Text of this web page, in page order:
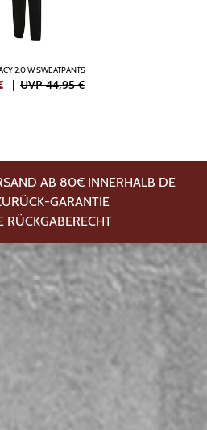
2.0 W SWEATPANTS
| UVP 44,95 €
AB 80€ INNERHALB DE
GARANTIE
RÜCKGABERECHT